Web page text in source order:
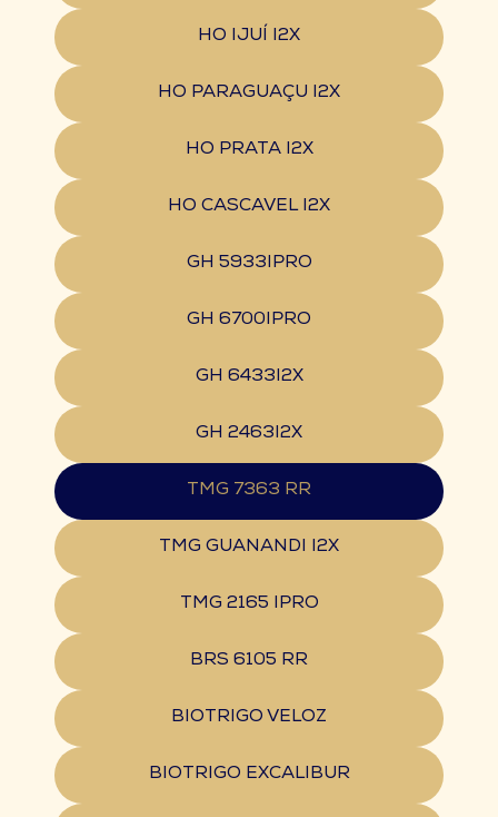
HO IJUÍ I2X
HO PARAGUAÇU I2X
HO PRATA I2X
HO CASCAVEL I2X
GH 5933IPRO
GH 6700IPRO
GH 6433I2X
GH 2463I2X
TMG 7363 RR
TMG GUANANDI I2X
TMG 2165 IPRO
BRS 6105 RR
BIOTRIGO VELOZ
BIOTRIGO EXCALIBUR